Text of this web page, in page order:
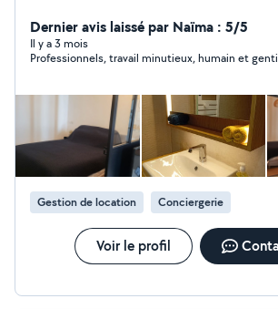
chantier - Nettoyage avant déménagement -
Nettoyage régulier - Nettoyage à haute
Spécialiste des vitres Un seul
jusqu'à 40 km autour d'Aix et
gratuit et rapide
Dernier avis laissé par Naïma : 5/5
Il y a 3 mois
Professionnels, travail minutieux, humain et
Gestion de location Conciergerie
Voir le profil